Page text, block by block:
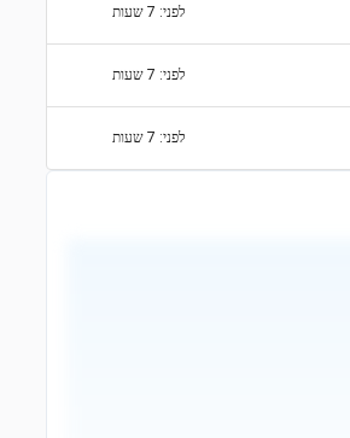
לפני: 7 שעות
לפני: 7 שעות
לפני: 7 שעות